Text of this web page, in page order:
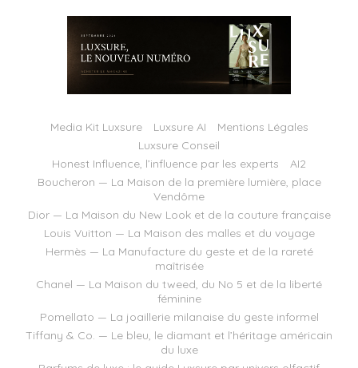
Media Kit Luxsure Luxsure AI
Mentions Légales
Luxsure Conseil
Honest Influence, l’influence par les experts
AI2
Boucheron — La Maison de la première lumière, place
Vendôme
Dior — La Maison du New Look et de la couture française
Louis Vuitton — La Maison des malles et du voyage
Hermès — La Manufacture du geste et de la rareté
maîtrisée
Chanel — La Maison du tweed, du No 5 et de la liberté
féminine
Pomellato — La joaillerie milanaise du geste informel
Tiffany & Co. — Le bleu, le diamant et l’héritage américain
du luxe